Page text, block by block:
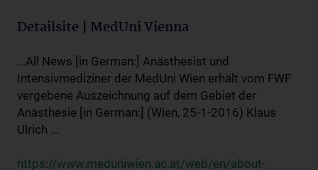
Detailsite | MedUni Vienna
...All News [in German:] Anästhesist und
Intensivmediziner der MedUni Wien erhält vom FWF
vergebene Auszeichnung auf dem Gebiet der
Anästhesie [in German:] (Wien, 25-1-2016) Klaus
Ulrich ...
https://www.meduniwien.ac.at/web/en/about-